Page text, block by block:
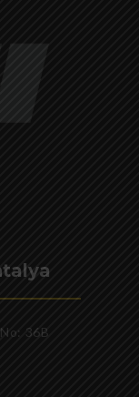
36B